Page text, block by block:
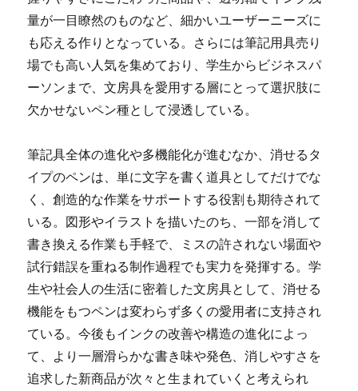
量が一目瞭然のものなど、細かいユーザーニーズに
も応える作りとなっている。さらには筆記用具売り
場でも高い人気を集めており、学生からビジネスパ
ーソンまで、文房具を愛用する層にとって選択肢に
欠かせないペン種として浸透している。
筆記具全体の進化や多機能化が進むなか、消せるタ
イプのペンは、単に文字を書く道具としてだけでな
く、創造的な作業をサポートする役割も期待されて
いる。図形やイラストを描いたのち、一部を消して
書き換える作業も手軽で、ミスの許されない場面や
試行錯誤を重ねる制作過程でも実力を発揮する。学
生や社会人の生活に密着した文房具として、消せる
機能をもつペンは変わらず多くの愛用者に支持され
ている。今後もインクの改善や構造の進化によっ
て、より一層滑らかな書き味や発色、消しやすさを
追求した新商品が次々と生まれていくと考えられ